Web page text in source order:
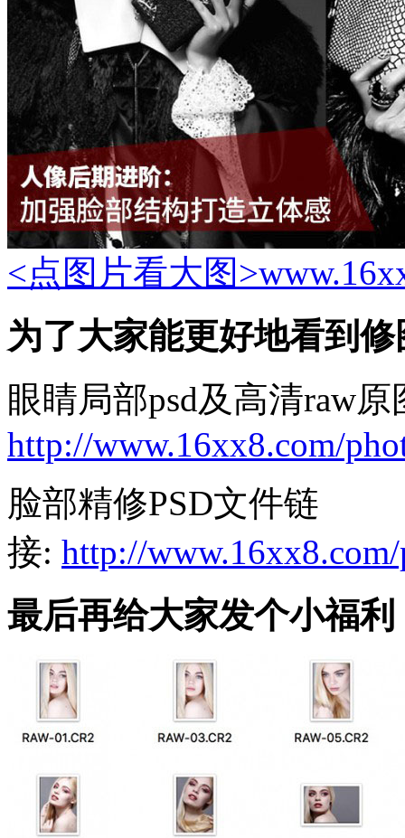
<点图片看大图>
为了大家能更好地看到
眼睛局部psd及高清raw
http://www.16xx8.com/
脸部精修PSD文件链
接: http://
最后再给大家发个小福利